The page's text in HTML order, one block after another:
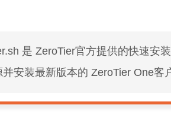
是 ZeroTier官方提供的快速安
安装最新版本的 ZeroTier One客